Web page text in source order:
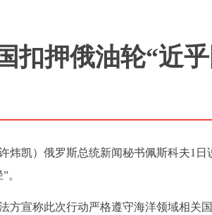
扣押俄油轮“近
炜凯）俄罗斯总统新闻秘书佩斯科夫1
。
方宣称此次行动严格遵守海洋领域相关